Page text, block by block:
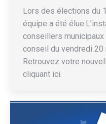
Lors des élections du
équipe a été
conseillers
conseil du vendredi 20
Retrouvez votre
cliquant ici.